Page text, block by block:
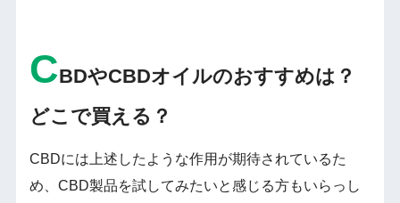
CBDやCBDオイルのおすすめは？
どこで買える？
CBDには上述したような作用が期待されているた
め、CBD製品を試してみたいと感じる方もいらっし